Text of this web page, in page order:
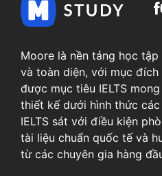
Moore là nền tảng học
và toàn diện, với mục
được mục tiêu IELTS
thiết kế dưới hình thức
IELTS sát với điều kiện
tài liệu chuẩn quốc tế và
từ các chuyên gia hàng